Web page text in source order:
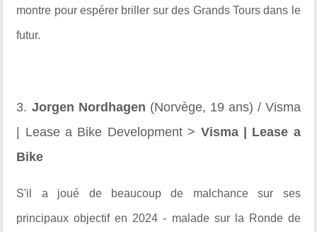
montre pour espérer briller sur des Grands Tours dans le
futur.
3. Jorgen Nordhagen (Norvège, 19 ans) / Visma
| Lease a Bike Development > Visma | Lease a
Bike
S'il a joué de beaucoup de malchance sur ses
principaux objectif en 2024 - malade sur la Ronde de